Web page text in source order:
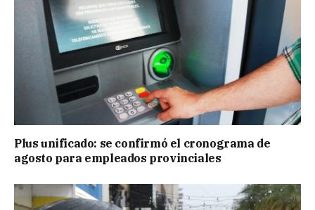
Plus unificado: se confirmó el cronograma de
agosto para empleados provinciales